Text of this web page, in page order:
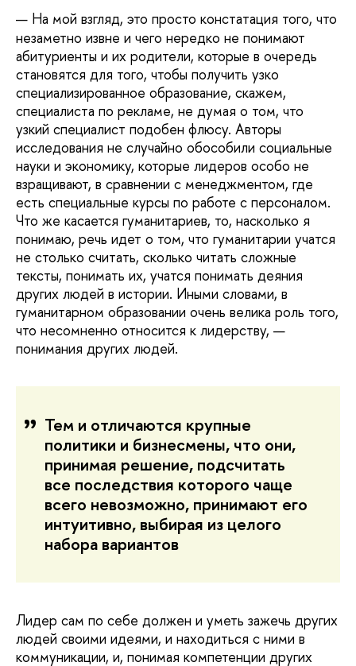
— На мой взгляд, это просто констатация того, что
незаметно извне и чего нередко не понимают
абитуриенты и их родители, которые в очередь
становятся для того, чтобы получить узко
специализированное образование, скажем,
специалиста по рекламе, не думая о том, что
узкий специалист подобен флюсу. Авторы
исследования не случайно обособили социальные
науки и экономику, которые лидеров особо не
взращивают, в сравнении с менеджментом, где
есть специальные курсы по работе с персоналом.
Что же касается гуманитариев, то, насколько я
понимаю, речь идет о том, что гуманитарии учатся
не столько считать, сколько читать сложные
тексты, понимать их, учатся понимать деяния
других людей в истории. Иными словами, в
гуманитарном образовании очень велика роль того,
что несомненно относится к лидерству, —
понимания других людей.
Тем и отличаются крупные
политики и бизнесмены, что они,
принимая решение, подсчитать
все последствия которого чаще
всего невозможно, принимают его
интуитивно, выбирая из целого
набора вариантов
Лидер сам по себе должен и уметь зажечь других
людей своими идеями, и находиться с ними в
коммуникации, и, понимая компетенции других